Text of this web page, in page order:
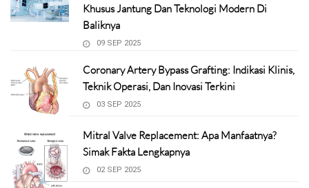
Khusus Jantung Dan Teknologi Modern Di
Baliknya
09 SEP 2025
Coronary Artery Bypass Grafting: Indikasi Klinis,
Teknik Operasi, Dan Inovasi Terkini
03 SEP 2025
Mitral Valve Replacement: Apa Manfaatnya?
Simak Fakta Lengkapnya
02 SEP 2025